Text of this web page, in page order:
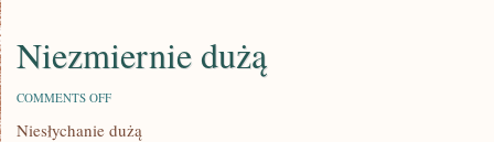
Niezmiernie dużą
COMMENTS OFFON
DUŻĄ
Niesłychanie dużą